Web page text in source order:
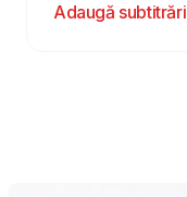
Adaugă subtitrări